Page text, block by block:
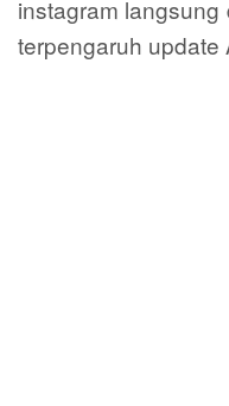
instagram
terpengaruh update